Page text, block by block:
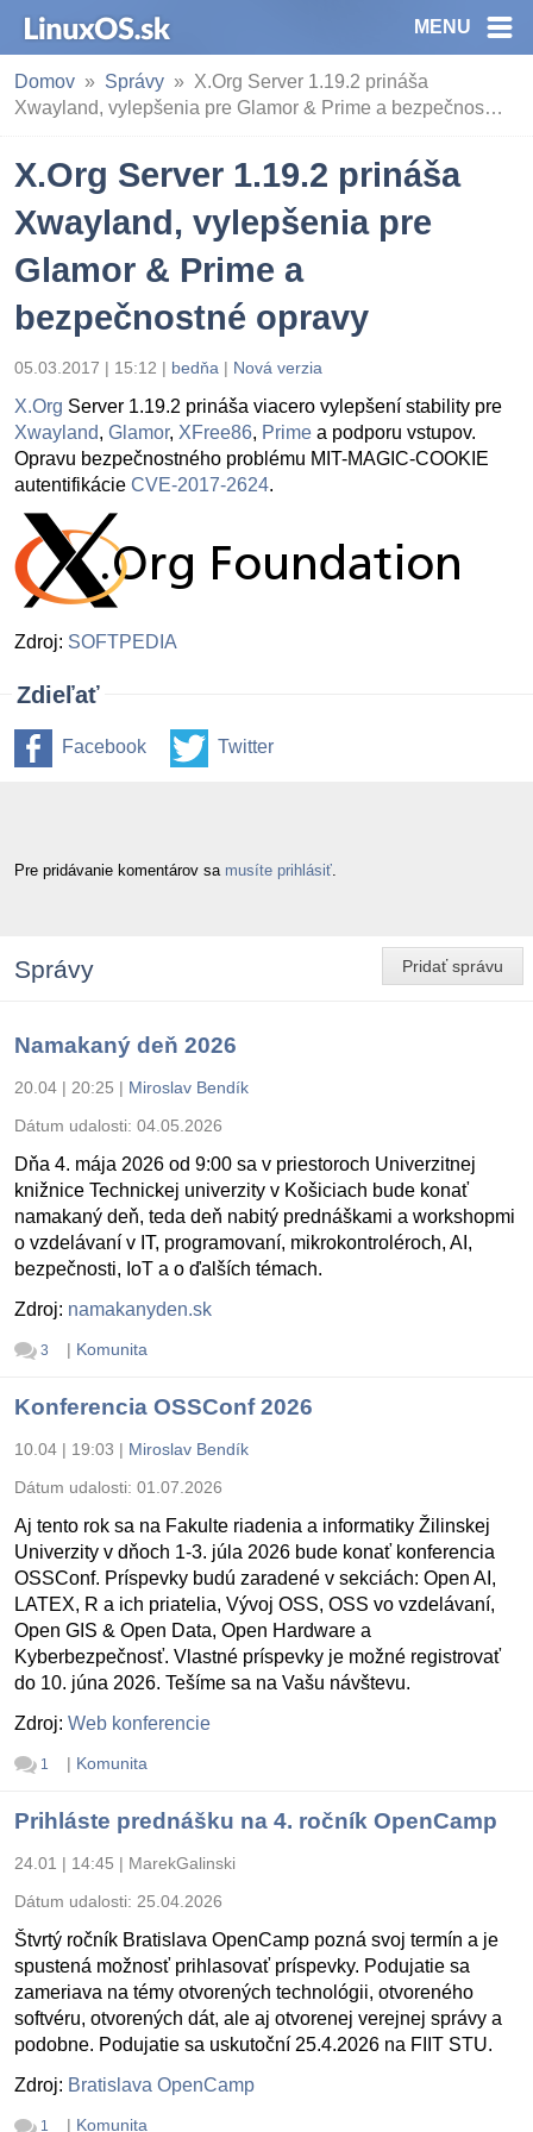
MENU
Domov Správy
X.Org Server 1.19.2 prináša
Xwayland, vylepšenia pre Glamor & Prime a bezpečnos…
X.Org Server 1.19.2 prináša
Xwayland, vylepšenia pre
Glamor & Prime a
bezpečnostné opravy
05.03.2017 | 15:12 | bedňa | Nová verzia
X.Org Server 1.19.2 prináša viacero vylepšení stability pre
Xwayland, Glamor, XFree86, Prime a podporu vstupov.
Opravu bezpečnostného problému MIT-MAGIC-COOKIE
autentifikácie CVE-2017-2624.
Zdroj: SOFTPEDIA
Zdieľať
Facebook Twitter
Pre pridávanie komentárov sa musíte prihlásiť
Pridať správu
Správy
Namakaný deň 2026
20.04 | 20:25 | Miroslav Bendík
Dátum udalosti: 04.05.2026
Dňa 4. mája 2026 od 9:00 sa v priestoroch Univerzitnej
knižnice Technickej univerzity v Košiciach bude konať
namakaný deň, teda deň nabitý prednáškami a workshopmi
o vzdelávaní v IT, programovaní, mikrokontroléroch, AI,
bezpečnosti, IoT a o ďalších témach.
Zdroj: namakanyden.sk
3 | Komunita
Konferencia OSSConf 2026
10.04 | 19:03 | Miroslav Bendík
Dátum udalosti: 01.07.2026
Aj tento rok sa na Fakulte riadenia a informatiky Žilinskej
Univerzity v dňoch 1-3. júla 2026 bude konať konferencia
OSSConf. Príspevky budú zaradené v sekciách: Open AI,
LATEX, R a ich priatelia, Vývoj OSS, OSS vo vzdelávaní,
Open GIS & Open Data, Open Hardware a
Kyberbezpečnosť. Vlastné príspevky je možné registrovať
do 10. júna 2026. Tešíme sa na Vašu návštevu.
Zdroj: Web konferencie
1 | Komunita
Prihláste prednášku na 4. ročník OpenCamp
24.01 | 14:45 | MarekGalinski
Dátum udalosti: 25.04.2026
Štvrtý ročník Bratislava OpenCamp pozná svoj termín a je
spustená možnosť prihlasovať príspevky. Podujatie sa
zameriava na témy otvorených technológii, otvoreného
softvéru, otvorených dát, ale aj otvorenej verejnej správy a
podobne. Podujatie sa uskutoční 25.4.2026 na FIIT STU.
Zdroj: Bratislava OpenCamp
1 | Komunita